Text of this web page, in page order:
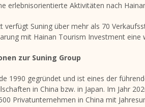
erlebnisorientierte Aktivitäten nach
verfügt Suning über mehr als 70
mit Hainan Tourism Investment eine
zur Suning Group
1990 gegründet und ist eines der
in China bzw. in Japan. Im Jahr
Privatunternehmen in China mit